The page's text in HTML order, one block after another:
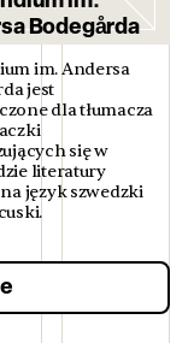
Bodegårda
im. Andersa
jest
dla tłumacza
się w
literatury
język szwedzki